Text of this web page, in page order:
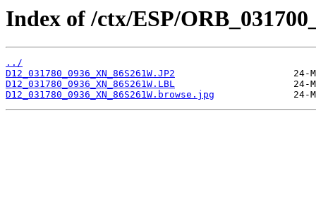
Index of /ctx/ESP/
../
D12_031780_0936_XN_86S261W.JP2
D12_031780_0936_XN_86S261W.LBL
D12_031780_0936_XN_86S261W.browse.jpg